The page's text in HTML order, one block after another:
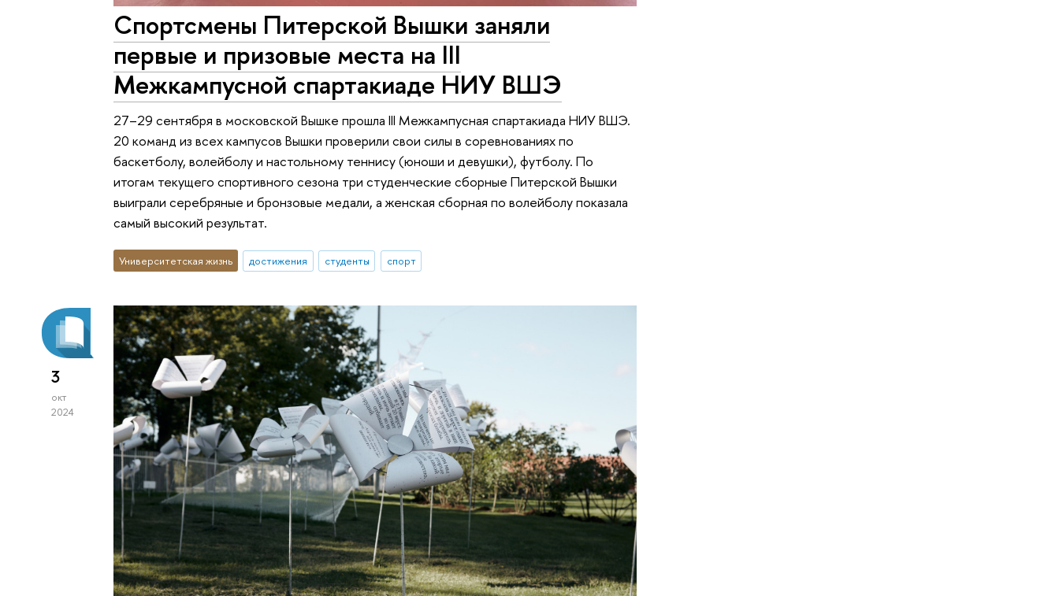
Спортсмены Питерской Вышки заняли
первые и призовые места на III
Межкампусной спартакиаде НИУ ВШЭ
27–29 сентября в московской Вышке прошла III Межкампусная спартакиада НИУ ВШЭ.
20 команд из всех кампусов Вышки проверили свои силы в соревнованиях по
баскетболу, волейболу и настольному теннису (юноши и девушки), футболу. По
итогам текущего спортивного сезона три студенческие сборные Питерской Вышки
выиграли серебряные и бронзовые медали, а женская сборная по волейболу показала
самый высокий результат.
Университетская жизнь достижения студенты спорт
3
окт
2024